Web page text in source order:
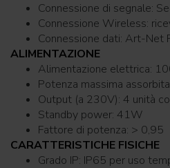
Connessione dati: Art-Net
ALIMENTAZIONE
Potenza massima
Output (a 230V): 4 unità
Standby power: 41W
Fattore di potenza: > 0,95
CARATTERISTICHE FISICHE
Grado IP: IP65 per